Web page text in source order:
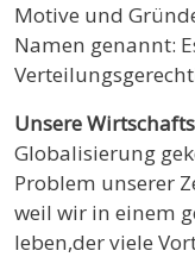
Motive und
Namen genannt:
Unsere
Globalisierung
Problem unserer
weil wir in einem
leben,der viele